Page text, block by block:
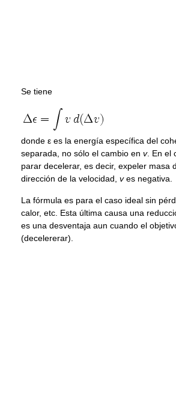
Se tiene
donde ε es la energía específica del
separada, no sólo el cambio en v. En el
parar decelerar, es decir, expeler masa
dirección de la velocidad, ves negativa.
La fórmula es para el caso ideal sin
calor, etc. Esta última causa una
es una desventaja aun cuando el
(decelererar).